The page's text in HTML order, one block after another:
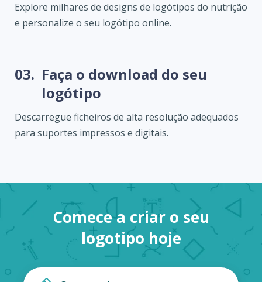
Explore milhares de designs de logótipos do nutrição
e personalize o seu logótipo online.
03. Faça o download do seu
logótipo
Descarregue ficheiros de alta resolução adequados
para suportes impressos e digitais.
Comece a criar o seu
logotipo hoje